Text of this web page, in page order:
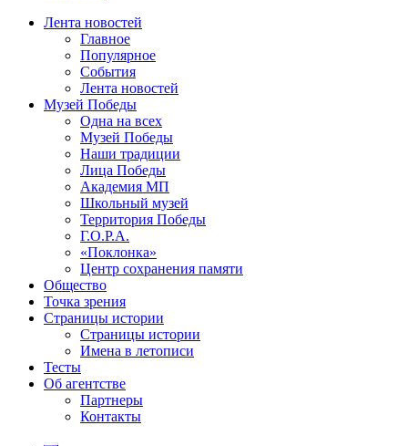
Лента новостей
Главное
Популярное
События
Лента новостей
Музей Победы
Одна на всех
Музей Победы
Наши традиции
Лица Победы
Академия МП
Школьный музей
Территория Победы
Г.О.Р.А.
«Поклонка»
Центр сохранения памяти
Общество
Точка зрения
Страницы истории
Страницы истории
Имена в летописи
Тесты
Об агентстве
Партнеры
Контакты